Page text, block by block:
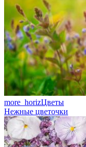
more_horizЦветы
Нежные цветочки